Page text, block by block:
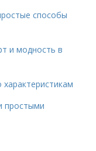
способы
и модность в
простыми